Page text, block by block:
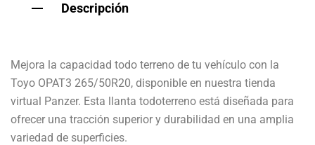
Descripción
Mejora la capacidad todo terreno de tu vehículo con la
Toyo OPAT3 265/50R20, disponible en nuestra tienda
virtual Panzer. Esta llanta todoterreno está diseñada para
ofrecer una tracción superior y durabilidad en una amplia
variedad de superficies.